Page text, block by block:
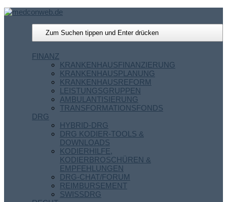
FINANZ
KRANKENHAUSFINANZIERUNG
KRANKENHAUSPLANUNG
KRANKENHAUSREFORM
LEISTUNGSGRUPPEN
AMBULANTISIERUNG
TRANSFORMATIONSFONDS
DRG
HYBRID-DRG
DRG KODIER-TOOLS &
DOWNLOADS
KODIERHILFE,
KODIERBROSCHÜREN &
EMPFEHLUNGEN
DRG-CHAT/FORUM
REIMBURSEMENT
SWISSDRG